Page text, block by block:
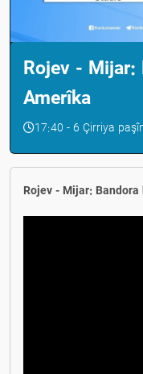
Rojev - Mijar:
Amerîka
17:40 - 6 Çirriya
Rojev - Mijar: